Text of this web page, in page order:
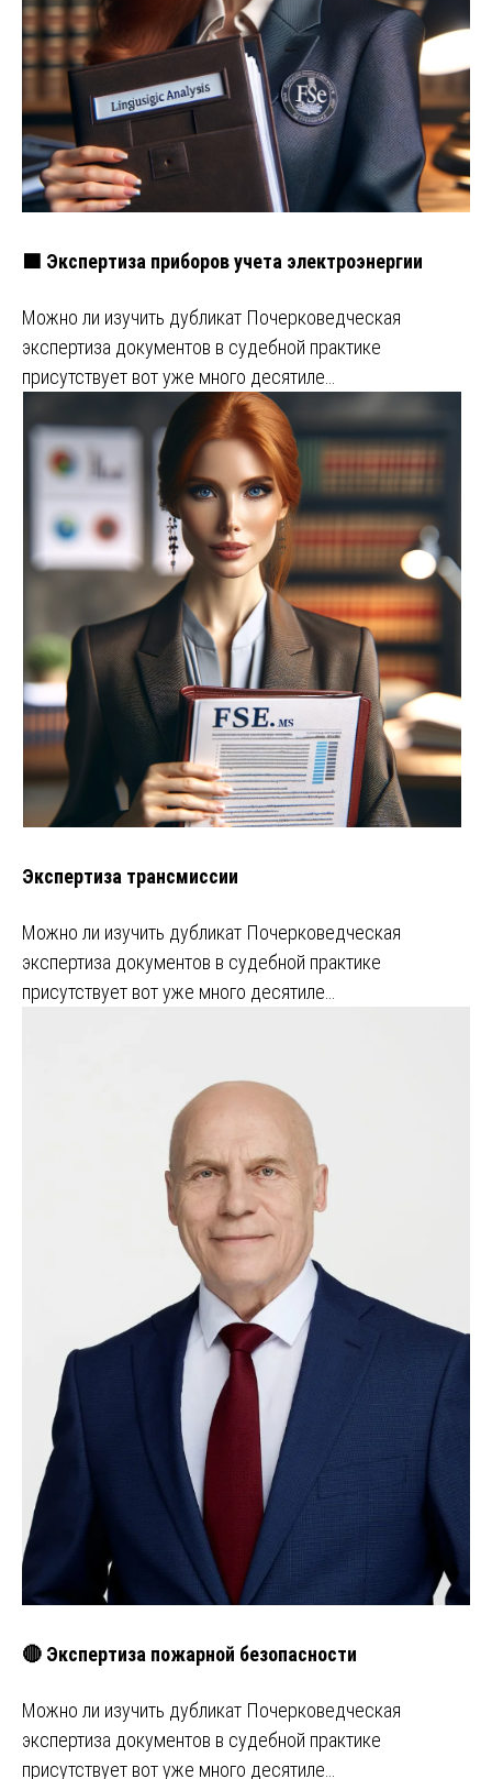
🟩 Экспертиза приборов учета электроэнергии
Можно ли изучить дубликат Почерковедческая
экспертиза документов в судебной практике
присутствует вот уже много десятиле…
Экспертиза трансмиссии
Можно ли изучить дубликат Почерковедческая
экспертиза документов в судебной практике
присутствует вот уже много десятиле…
🔴 Экспертиза пожарной безопасности
Можно ли изучить дубликат Почерковедческая
экспертиза документов в судебной практике
присутствует вот уже много десятиле…